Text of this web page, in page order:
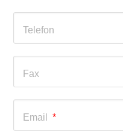
Telefon
Fax
Email*